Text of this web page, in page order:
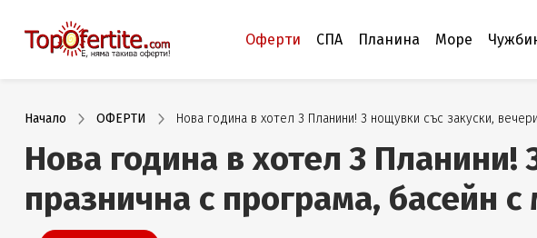
Оферти СПА Планина Море
Начало ОФЕРТИ Нова година в хотел 3 Планини! 3 нощувки със закуски,
Нова година в хотел 3 Планини!
празнична с програма, басейн